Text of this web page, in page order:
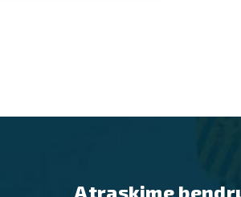
Atraskime